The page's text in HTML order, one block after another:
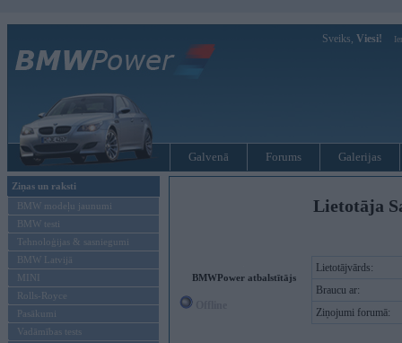
Sveiks, Viesi!
Galvenā Forums Galerijas
Ziņas un raksti
BMW modeļu jaunumi
BMW testi
Tehnoloģijas & sasniegumi
BMW Latvijā
MINI
Rolls-Royce
Pasākumi
Vadāmības tests
Lietotāja
BMWPower atbalstītājs
Lietotājvārds:
Braucu ar:
Ziņojumi forumā: